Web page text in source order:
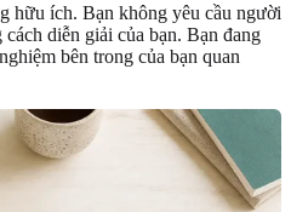
hữu ích. Bạn không yêu cầu người
diễn giải của bạn. Bạn đang
bên trong của bạn quan